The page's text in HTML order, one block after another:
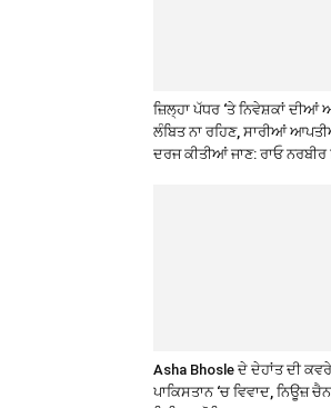
ਜ਼ਿਲ੍ਹਾ ਪੱਧਰ ‘ਤੇ ਨਿਵੇਸ਼ਕਾਂ ਦੀਆਂ
ਲੰਬਿਤ ਨਾ ਰਹਿਣ, ਸਾਰੀਆਂ
ਦਰਜ ਕੀਤੀਆਂ ਜਾਣ: ਰਾਓ ਨਰਬੀਰ
Asha Bhosle ਦੇ ਦੇਹਾਂਤ ਦੀ
ਪਾਕਿਸਤਾਨ ‘ਚ ਵਿਵਾਦ, ਨਿਊਜ਼